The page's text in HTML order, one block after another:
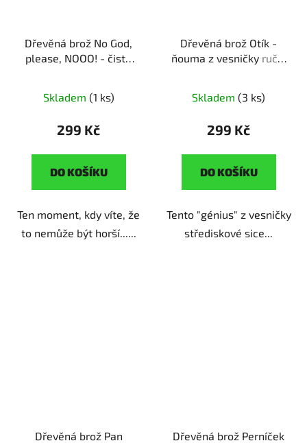
Dřevěná brož No God,
please, NOOO! - čisté
fanoušky Kanclu
Skladem (1 ks)
299 Kč
DO KOŠÍKU
Ten moment, kdy víte, že
to nemůže být horší......
Dřevěná brož Otík -
ňouma z vesničky ruční
komedií
Skladem (3 ks)
299 Kč
DO KOŠÍKU
Tento "génius" z vesničky
střediskové sice...
Dřevěná brož Pan
Dřevěná brož Perníček